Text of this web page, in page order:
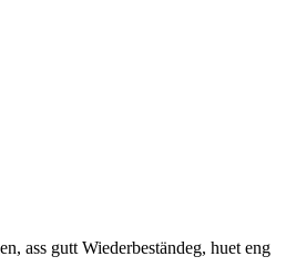
ass gutt Wiederbeständeg, huet eng